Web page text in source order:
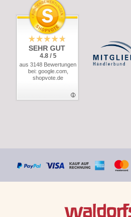
SEHR GUT
4.8 / 5
aus 3148 Bewertungen
bei: google.com,
shopvote.de